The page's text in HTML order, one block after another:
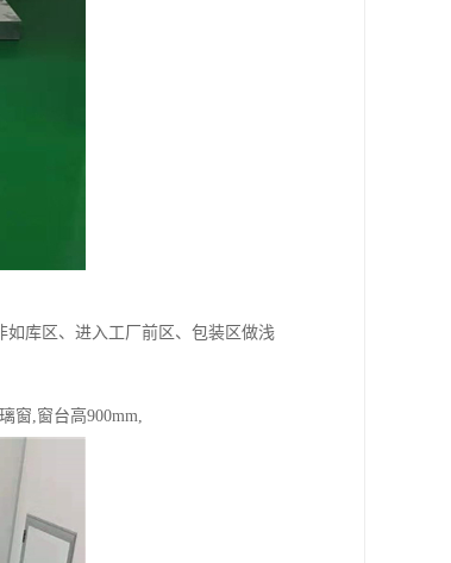
如库区、进入工厂前区、包装区做浅
窗,窗台高900mm,